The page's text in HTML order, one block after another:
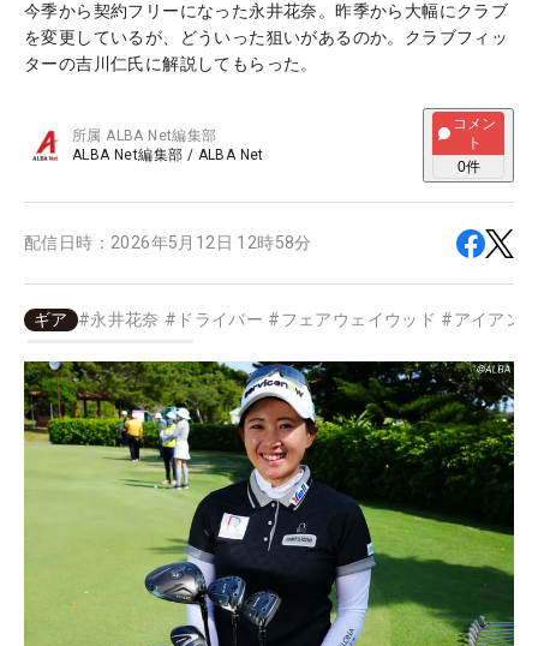
今季から契約フリーになった永井花奈。昨季から大幅にクラブ
を変更しているが、どういった狙いがあるのか。クラブフィッ
ターの吉川仁氏に解説してもらった。
所属ALBA Net編集部
ALBA Net編集部 / ALBA Net
コメン
ト
0件
配信日時： 2026年5月12日 12時58分
ギア #永井花奈 # ドライバー #フェアウェイウッド #アイアン